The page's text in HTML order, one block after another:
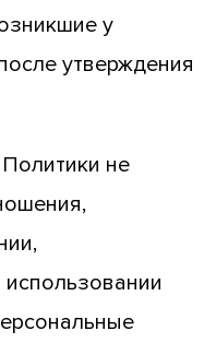
у
утверждения
не
использовании